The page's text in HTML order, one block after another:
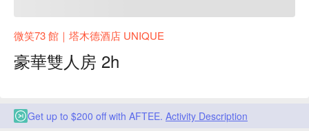
微笑73 館｜塔木德酒店 UNIQUE
豪華雙人房 2h
Get up to $200 off with AFTEE. Activity Description